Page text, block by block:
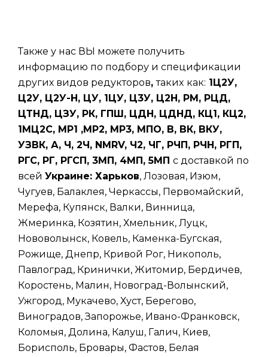
Также у нас ВЫ можете получить
информацию по подбору и спецификации
других видов редукторов,таких как: 1Ц2У,
Ц2У, Ц2У-Н, ЦУ, 1ЦУ, Ц3У, Ц2Н, РМ, РЦД,
ЦТНД, ЦЗУ, РК, ГПШ, ЦДН, ЦДНД, КЦ1, КЦ2,
1МЦ2С, МР1 ,МР2, МР3, МПО, В, ВК, ВКУ,
УЗВК, А, Ч, 2Ч, NMRV, Ч2, ЧГ, РЧП, РЧН, РГП,
РГС, РГ, РГСП, 3МП, 4МП, 5МП с доставкой по
всей Украине: Харьков, Лозовая, Изюм,
Чугуев, Балаклея, Черкассы, Первомайский,
Мерефа, Купянск, Валки, Винница,
Жмеринка, Козятин, Хмельник, Луцк,
Нововолынск, Ковель, Каменка-Бугская,
Рожище, Днепр, Кривой Рог, Никополь,
Павлоград, Кринички, Житомир, Бердичев,
Коростень, Малин, Новоград-Волынский,
Ужгород, Мукачево, Хуст, Берегово,
Виноградов, Запорожье, Ивано-Франковск,
Коломыя, Долина, Калуш, Галич, Киев,
Борисполь, Бровары, Фастов, Белая